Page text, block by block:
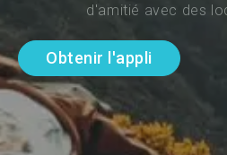
d'amitié avec des
Obtenir l'appli